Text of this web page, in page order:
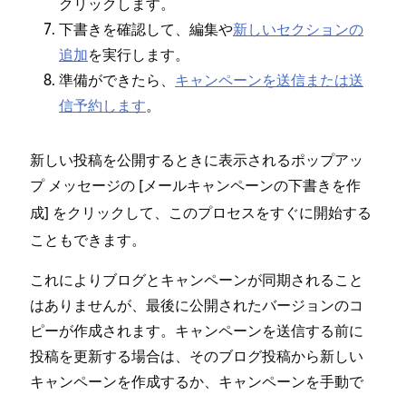
クリ⁠ックします⁠。
下書きを確認して⁠、編集や新しいセクシ⁠ョンの
追加を実行します⁠。
準備ができたら⁠、 キ⁠ャンペ⁠ーンを送信または送
信予約します⁠。
新しい投稿を公開するときに表示されるポ⁠ップア⁠ッ
プ メ⁠ッセ⁠ージの [⁠メ⁠ールキ⁠ャンペ⁠ーンの下書きを作
成⁠] をクリ⁠ックして⁠、このプロセスをすぐに開始する
こともできます⁠。
これによりブログとキ⁠ャンペ⁠ーンが同期されること
はありませんが⁠、最後に公開されたバ⁠ージ⁠ョンのコ
ピ⁠ーが作成されます⁠。キ⁠ャンペ⁠ーンを送信する前に
投稿を更新する場合は⁠、そのブログ投稿から新しい
キ⁠ャンペ⁠ーンを作成するか⁠、キ⁠ャンペ⁠ーンを手動で